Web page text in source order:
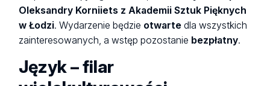
Oleksandry Korniiets z Akademii Sztuk Pięknych
w Łodzi. Wydarzenie będzie otwartedla wszystkich
zainteresowanych, a wstęp pozostanie bezpłatny.
Język – filar